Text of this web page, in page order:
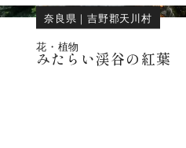
奈良県 ｜吉野郡天川村
花・植物
みたらい渓谷の紅葉